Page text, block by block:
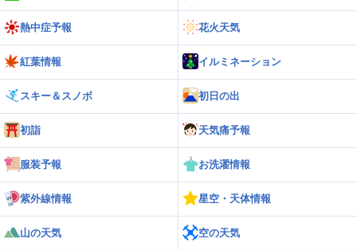
熱中症予報 花火天気
紅葉情報 イルミネーション
スキー＆スノボ 初日の出
初詣 天気痛予報
服装予報 お洗濯情報
紫外線情報 星空・天体情報
山の天気 空の天気